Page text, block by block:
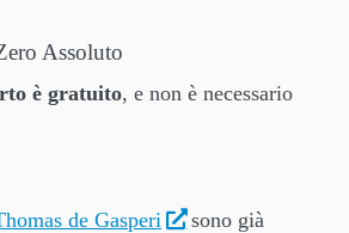
Assoluto
è gratuito, e non è necessario
de Gasperi
sono già